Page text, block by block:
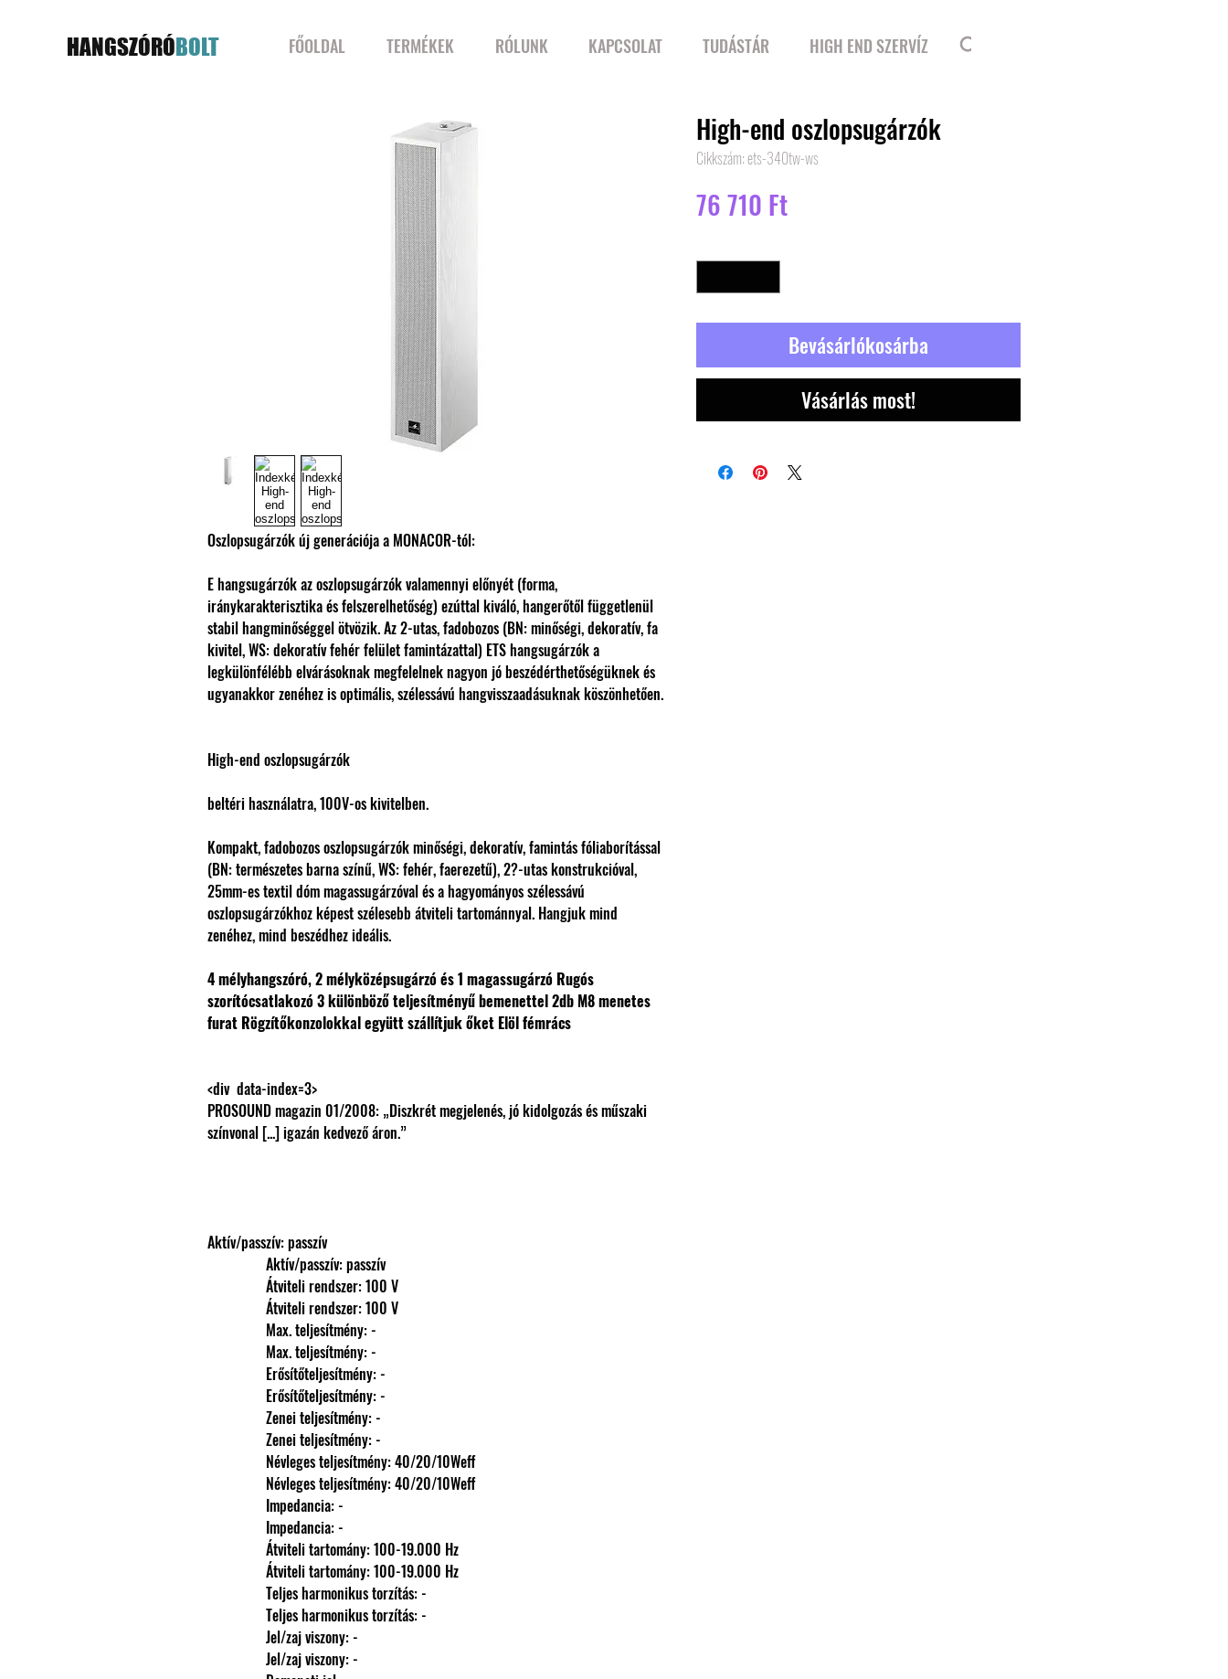
HANGSZÓRÓBOLT FŐOLDAL TERMÉKEK RÓLUNK KAPCSOLAT TUDÁSTÁR HIGH END SZERVÍZ
Oszlopsugárzók új generációja a MONACOR-tól:
E hangsugárzók az oszlopsugárzók valamennyi előnyét (forma,
iránykarakterisztika és felszerelhetőség) ezúttal kiváló, hangerőtől függetlenül
stabil hangminőséggel ötvözik. Az 2-utas, fadobozos (BN: minőségi, dekoratív, fa
kivitel, WS: dekoratív fehér felület famintázattal) ETS hangsugárzók a
legkülönfélébb elvárásoknak megfelelnek nagyon jó beszédérthetőségüknek és
ugyanakkor zenéhez is optimális, szélessávú hangvisszaadásuknak köszönhetően.
High-end oszlopsugárzók
beltéri használatra, 100V-os kivitelben.
Kompakt, fadobozos oszlopsugárzók minőségi, dekoratív, famintás fóliaborítással
(BN: természetes barna színű, WS: fehér, faerezetű), 2?-utas konstrukcióval,
25mm-es textil dóm magassugárzóval és a hagyományos szélessávú
oszlopsugárzókhoz képest szélesebb átviteli tartománnyal. Hangjuk mind
zenéhez, mind beszédhez ideális.
4 mélyhangszóró, 2 mélyközépsugárzó és 1 magassugárzó Rugós
szorítócsatlakozó 3 különböző teljesítményű bemenettel2db M8 menetes
furat Rögzítőkonzolokkal együtt szállítjuk őket Elöl fémrács
PROSOUND magazin 01/2008: „Diszkrét megjelenés, jó kidolgozás és műszaki
színvonal [...] igazán kedvező áron.”
Aktív/passzív: passzív
                Aktív/passzív: passzív
                Átviteli rendszer: 100 V
                Átviteli rendszer: 100 V
                Max. teljesítmény: -
                Max. teljesítmény: -
                Erősítőteljesítmény: -
                Erősítőteljesítmény: -
                Zenei teljesítmény: -
                Zenei teljesítmény: -
                Névleges teljesítmény: 40/20/10Weff
                Névleges teljesítmény: 40/20/10Weff
                Impedancia: -
                Impedancia: -
                Átviteli tartomány: 100-19.000 Hz
                Átviteli tartomány: 100-19.000 Hz
                Teljes harmonikus torzítás: -
                Teljes harmonikus torzítás: -
                Jel/zaj viszony: -
                Jel/zaj viszony: -
High-end oszlopsugárzók
Cikkszám: ets-340tw-ws
76 710 FtÁr
Bevásárlókosárba
Vásárlás most!